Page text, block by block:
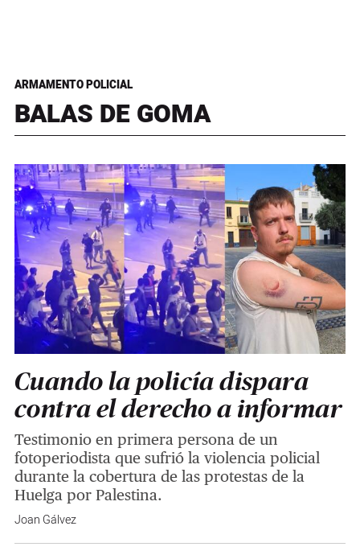
ARMAMENTO POLICIAL
BALAS DE GOMA
Cuando la policía dispara
contra el derecho a informar
Testimonio en primera persona de un
fotoperiodista que sufrió la violencia policial
durante la cobertura de las protestas de la
Huelga por Palestina.
Joan Gálvez